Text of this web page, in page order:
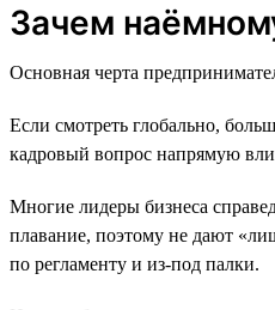
Зачем
Основная черта
Если смотреть глобально,
кадровый вопрос напрямую
Многие лидеры бизнеса
плавание, поэтому не дают
по регламенту и из-под палки.